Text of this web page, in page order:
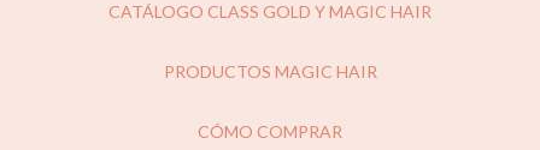
CATÁLOGO CLASS GOLD Y MAGIC HAIR
PRODUCTOS MAGIC HAIR
CÓMO COMPRAR